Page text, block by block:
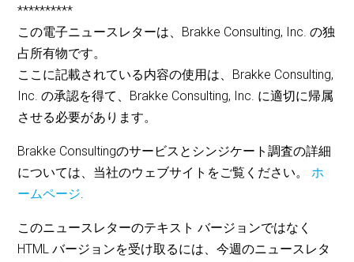
**********
この電子ニュースレターは、Brakke Consulting, Inc. の独
占所有物です。
ここに記載されている内容の使用は、Brakke Consulting,
Inc. の承認を得て、Brakke Consulting, Inc. に適切に帰属
させる必要があります。
Brakke Consultingのサービスとシンジケート調査の詳細
については、当社のウェブサイトをご覧ください。ホ
ームページ.
このニュースレターのテキスト バージョンではなく
HTML バージョンを受け取るには、今週のニュースレタ